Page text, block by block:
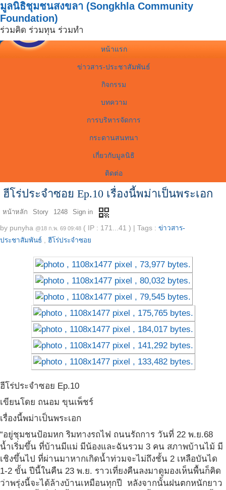
มูลนิธิชุมชนสงขลา (Songkhla Community
Foundation)
ร่วมคิด ร่วมทุน ร่วมทำ
หน้าแรก
ข่าวสาร-ประชาสัมพันธ์
กิจกรรม
บทความ
การบริหารจัดการ
กระดานสนทนา
เกี่ยวกับมูลนิธิ
ติดต่อ
ฮีโร่ประจำซอย Ep.10 เรื่องนี้พม่าเป็นพระเอก
หน้าหลัก Story 1248 Sign in qr_code
by punyha @18 ก.พ. 69 09:48 ( IP : 171...41 ) Tags : ข่าวสาร-
ประชาสัมพันธ์ , ฮีโร่ประจำซอย
ฮีโร่ประจำซอย Ep.10
เขียนโดย ถนอม ขุนเพ็ชร์
เรื่องนี้พม่าเป็นพระเอก
“อยู่ชุมชนป้อมหก ริมทางรถไฟ ถนนรัถการ วันที่ 22 พ.ย.68
น้ำเริ่มขึ้น ที่บ้านมีแม่ มีน้องและฉันรวม 3 คน สภาพบ้านไม้ มี
เชิงขึ้นไป ที่ผ่านมาหากเกิดน้ำท่วมจะไม่ถึงชั้น 2 เหลือบันได
1-2 ขั้น ปีนี้ในคืน 23 พ.ย. ราวเที่ยงคืนลงมาดูมองเห็นพื้นก็คิด
ว่าพรุ่งนี้จะได้ล้างบ้านเหมือนทุกปี หลังจากนั้นฝนตกหนักยาว